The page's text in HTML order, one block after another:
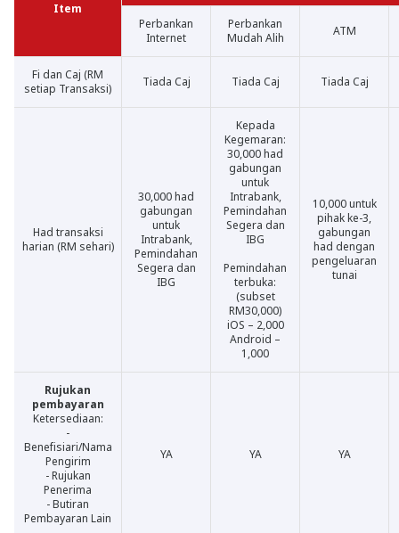
Item
Perbankan
Internet
Perbankan
Mudah Alih
ATM
Fi dan Caj (RM
setiap Transaksi)
Tiada Caj Tiada Caj Tiada Caj
Had transaksi
harian (RM sehari)
30,000 had
gabungan
untuk
Intrabank,
Pemindahan
Segera dan
IBG
Kepada
Kegemaran:
30,000 had
gabungan
untuk
Intrabank,
Pemindahan
Segera dan
IBG
Pemindahan
terbuka:
(subset
RM30,000)
iOS – 2,000
Android –
1,000
10,000 untuk
pihak ke-3,
gabungan
had dengan
pengeluaran
tunai
Rujukan
pembayaran
Ketersediaan:
-
Benefisiari/Nama
Pengirim
- Rujukan
Penerima
- Butiran
Pembayaran Lain
YA YA YA